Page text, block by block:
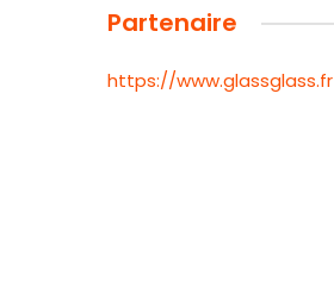
Partenaire
https://www.glassglass.fr